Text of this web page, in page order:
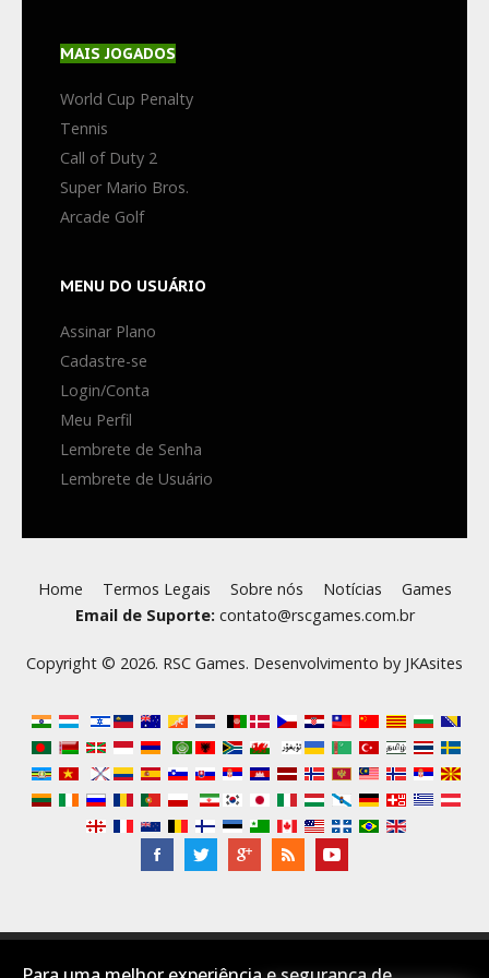
MAISJOGADOS
World Cup Penalty
Tennis
Call of Duty 2
Super Mario Bros.
Arcade Golf
MENU DO USUÁRIO
Assinar Plano
Cadastre-se
Login/Conta
Meu Perfil
Lembrete de Senha
Lembrete de Usuário
Home Termos Legais Sobre nós Notícias
Games
Email de Suporte: contato@rscgames.com.br
Copyright © 2026. RSC Games. Desenvolvimento by JKAsites